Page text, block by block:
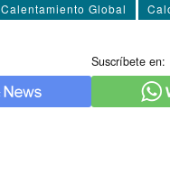
Calentamiento Global
Suscríbete en: